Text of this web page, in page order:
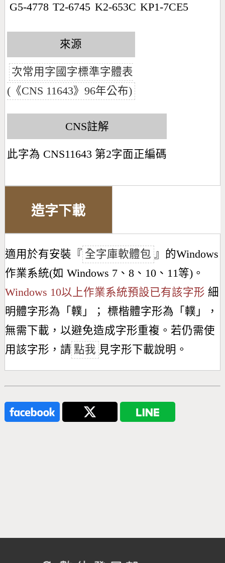
G5-4778 T2-6745 K2-653C KP1-7CE5
來源
次常用字國字標準字體表
(《CNS 11643》96年公布)
CNS註解
此字為 CNS11643 第2字面正編碼
造字下載
適用於有安裝『 全字庫軟體包 』的Windows
作業系統(如 Windows 7、8、10、11等)。
Windows 10以上作業系統預設已有該字形 細
明體字形為「 轐 」； 標楷體字形為「 轐 」，
無需下載，以避免造成字形重複。若仍需使
用該字形，請 點我 見字形下載說明。